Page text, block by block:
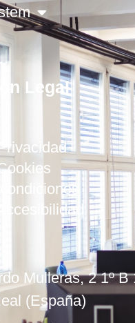
Legal
Mulleras, 2 1º B
(España)